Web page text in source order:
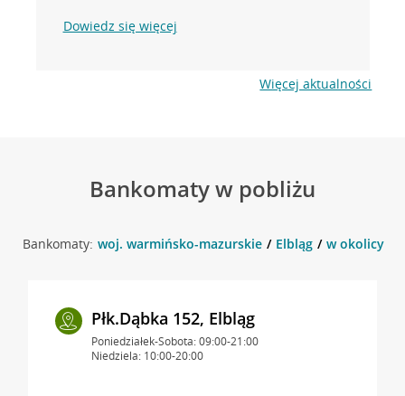
Dowiedz się więcej
Więcej aktualności
Bankomaty w pobliżu
Bankomaty: woj. warmińsko-mazurskie Elbląg w okolicy ul.
Płk.Dąbka 152, Elbląg
Poniedziałek-Sobota: 09:00-21:00
Niedziela: 10:00-20:00